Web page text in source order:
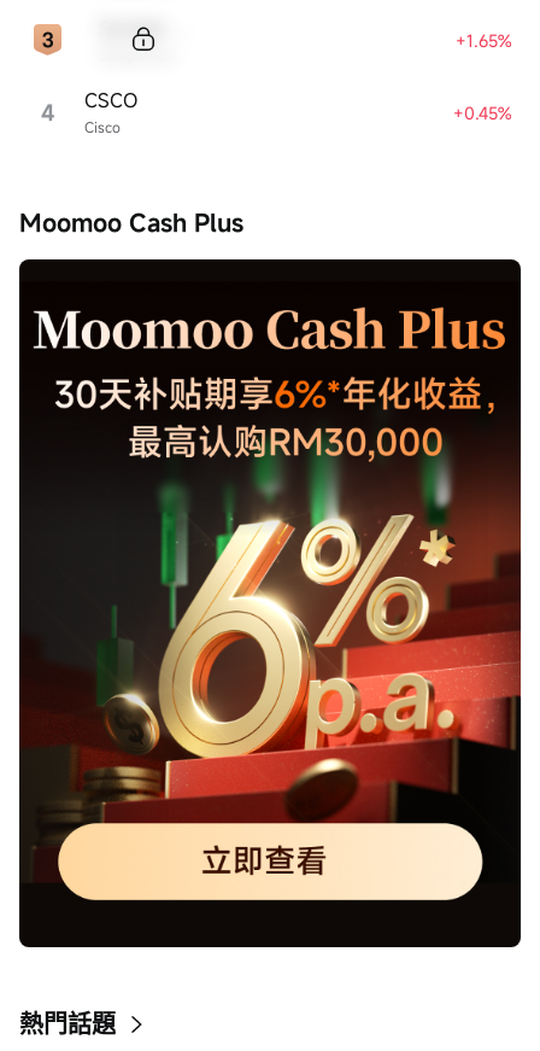
+1.65%
4 Cisco
CSCO +0.45%
Moomoo Cash Plus
熱門話題